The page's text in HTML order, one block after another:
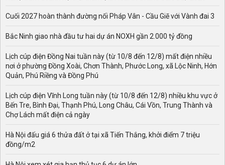
Cuối 2027 hoàn thành đường nối Pháp Vân - Cầu Giẽ với Vành đai 3
Bắc Ninh giao nhà đầu tư hai dự án NOXH gần 2.000 tỷ đồng
Lịch cúp điện Đồng Nai tuần này (từ 10/8 đến 12/8) mất điện nhiều
nơi ở phường Đồng Xoài, Chơn Thành, Phước Long, xã Lộc Ninh, Hớn
Quản, Phú Riềng và Đồng Phú
Lịch cúp điện Vĩnh Long tuần này (từ 10/8 đến 12/8) nhiều khu vực ở
Bến Tre, Bình Đại, Thạnh Phú, Long Châu, Cái Vồn, Trung Thành và
Chợ Lách mất điện cả ngày
Hà Nội đấu giá 6 thửa đất ở tại xã Tiến Thắng, khởi điểm 7 triệu
đồng/m2